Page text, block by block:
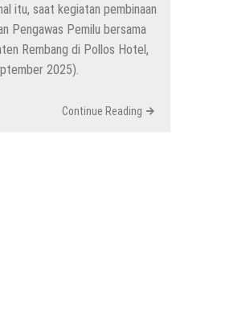
itu, saat kegiatan pembinaan
Pengawas Pemilu bersama
Rembang di Pollos Hotel,
2025).
Continue Reading